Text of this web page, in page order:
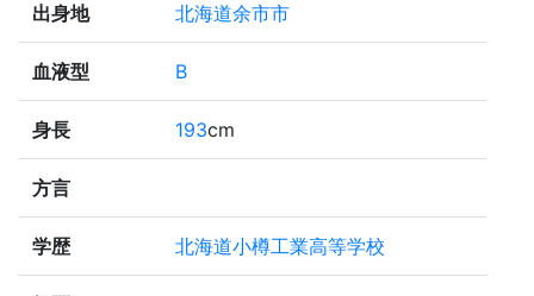
出身地 北海道余市市
血液型 B
身長 193cm
方言
学歴 北海道小樽工業高等学校